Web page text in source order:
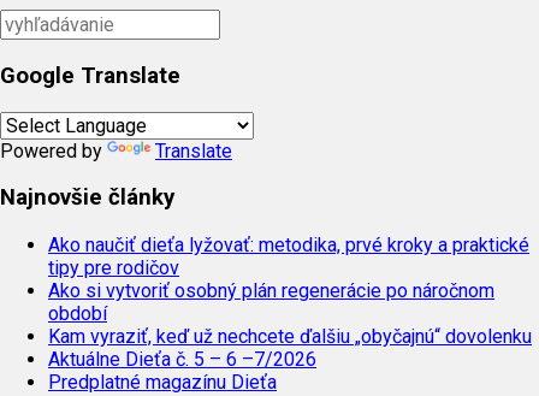
Google Translate
Powered by Translate
Najnovšie články
Ako naučiť dieťa lyžovať: metodika, prvé kroky a praktické
tipy pre rodičov
Ako si vytvoriť osobný plán regenerácie po náročnom
období
Kam vyraziť, keď už nechcete ďalšiu „obyčajnú“ dovolenku
Aktuálne Dieťa č. 5 – 6 –7/2026
Predplatné magazínu Dieťa